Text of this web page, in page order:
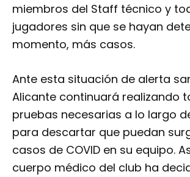
miembros del Staff técnico y
jugadores sin que se hayan
momento, más casos.
Ante esta situación de alerta
Alicante continuará realizando
pruebas necesarias a lo largo
para descartar que puedan
casos de COVID en su equipo.
cuerpo médico del club ha